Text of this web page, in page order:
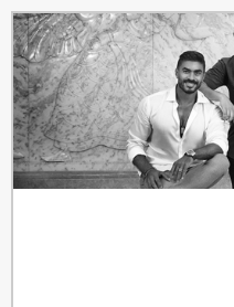
إلى إنتاجات ديزني
مثل Onward وSecret Society of Second Born Royals ولا
ينتهي الأمر عند هذا الحد، حيث ستقوم شبكة OSN بإطلاق قناة
بطولة نخبة نجوم